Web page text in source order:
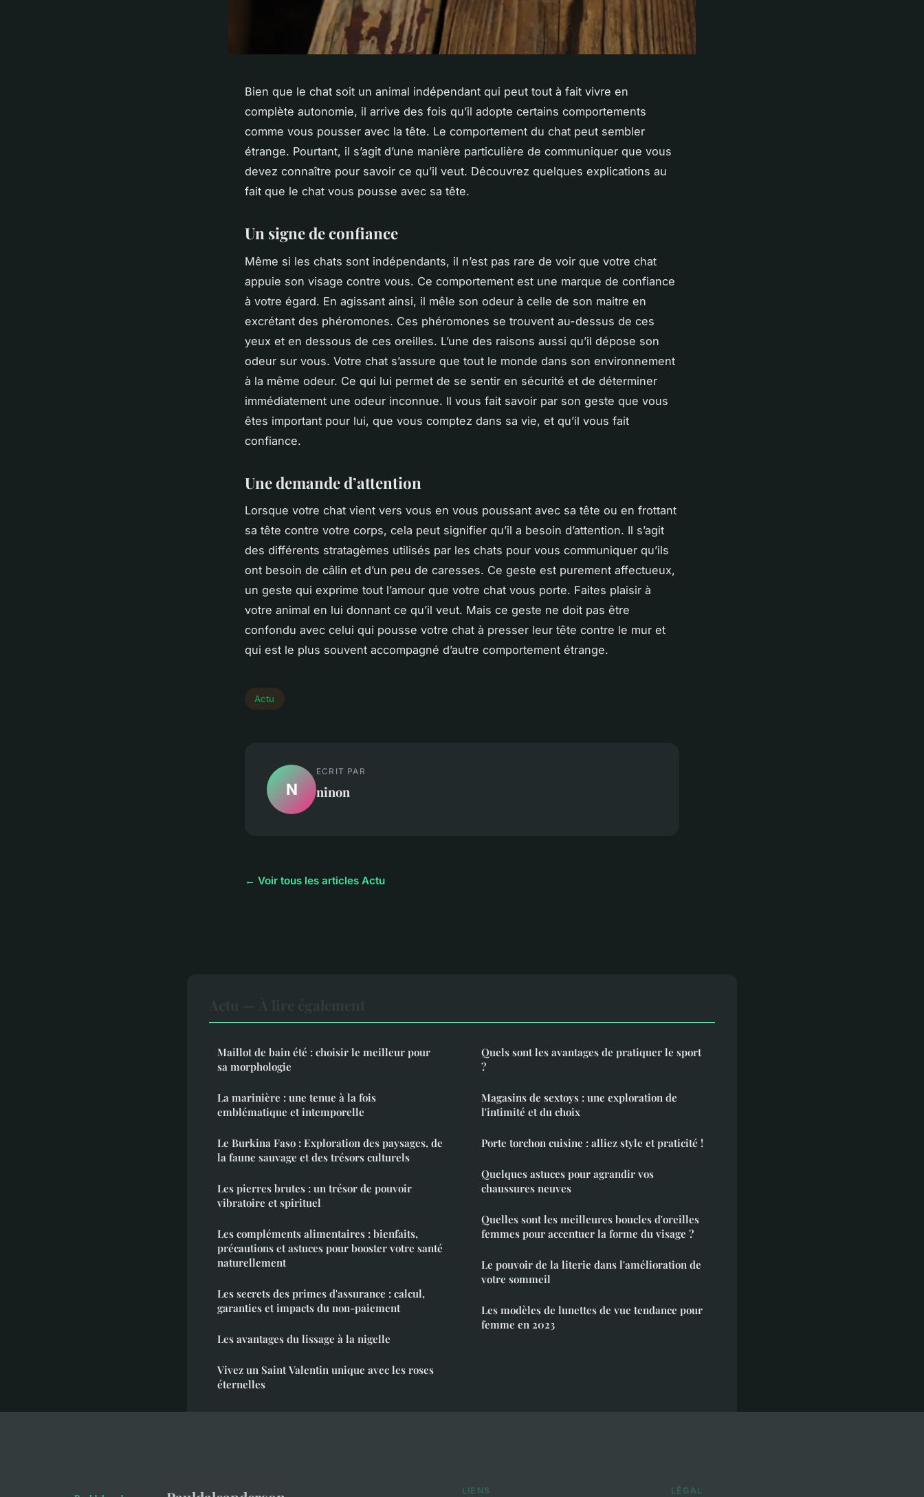
Bien que le chat soit un animal indépendant qui peut tout à fait vivre en
complète autonomie, il arrive des fois qu’il adopte certains comportements
comme vous pousser avec la tête. Le comportement du chat peut sembler
étrange. Pourtant, il s’agit d’une manière particulière de communiquer que vous
devez connaître pour savoir ce qu’il veut. Découvrez quelques explications au
fait que le chat vous pousse avec sa tête.
Un signe de confiance
Même si les chats sont indépendants, il n’est pas rare de voir que votre chat
appuie son visage contre vous. Ce comportement est une marque de confiance
à votre égard. En agissant ainsi, il mêle son odeur à celle de son maitre en
excrétant des phéromones. Ces phéromones se trouvent au-dessus de ces
yeux et en dessous de ces oreilles. L’une des raisons aussi qu’il dépose son
odeur sur vous. Votre chat s’assure que tout le monde dans son environnement
à la même odeur. Ce qui lui permet de se sentir en sécurité et de déterminer
immédiatement une odeur inconnue. Il vous fait savoir par son geste que vous
êtes important pour lui, que vous comptez dans sa vie, et qu’il vous fait
confiance.
Une demande d’attention
Lorsque votre chat vient vers vous en vous poussant avec sa tête ou en frottant
sa tête contre votre corps, cela peut signifier qu’il a besoin d’attention. Il s’agit
des différents stratagèmes utilisés par les chats pour vous communiquer qu’ils
ont besoin de câlin et d’un peu de caresses. Ce geste est purement affectueux,
un geste qui exprime tout l’amour que votre chat vous porte. Faites plaisir à
votre animal en lui donnant ce qu’il veut. Mais ce geste ne doit pas être
confondu avec celui qui pousse votre chat à presser leur tête contre le mur et
qui est le plus souvent accompagné d’autre comportement étrange.
Actu
N
ECRIT PAR
ninon
← Voir tous les articles Actu
Maillot de bain été : choisir le meilleur pour
sa morphologie
La marinière : une tenue à la fois
emblématique et intemporelle
Le Burkina Faso : Exploration des paysages, de
la faune sauvage et des trésors culturels
Les pierres brutes : un trésor de pouvoir
vibratoire et spirituel
Les compléments alimentaires : bienfaits,
précautions et astuces pour booster votre santé
naturellement
Les secrets des primes d'assurance : calcul,
garanties et impacts du non-paiement
Les avantages du lissage à la nigelle
Vivez un Saint Valentin unique avec les roses
éternelles
Quels sont les avantages de pratiquer le sport
?
Magasins de sextoys : une exploration de
l'intimité et du choix
Porte torchon cuisine : alliez style et praticité !
Quelques astuces pour agrandir vos
chaussures neuves
Quelles sont les meilleures boucles d'oreilles
femmes pour accentuer la forme du visage ?
Le pouvoir de la literie dans l'amélioration de
votre sommeil
Les modèles de lunettes de vue tendance pour
femme en 2023
LIENS LÉGAL